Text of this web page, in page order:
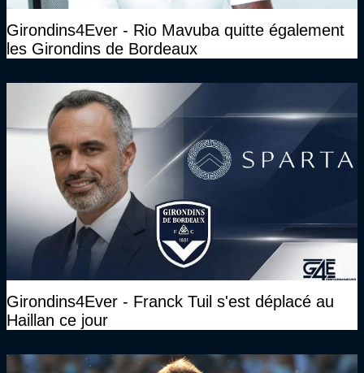
Girondins4Ever - Rio Mavuba quitte également
les Girondins de Bordeaux
Girondins4Ever - Franck Tuil s'est déplacé au
Haillan ce jour